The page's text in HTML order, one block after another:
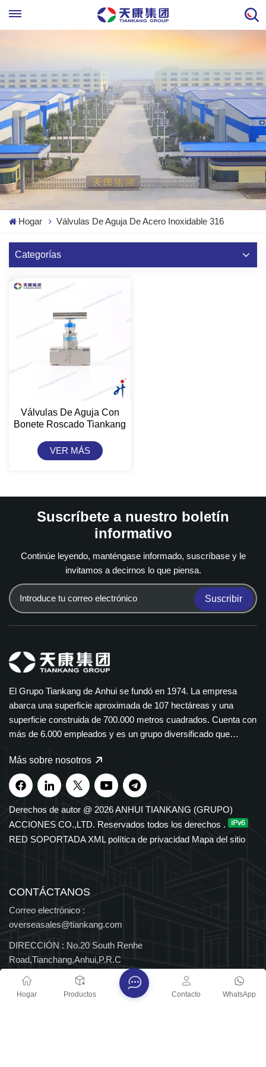
Hogar Válvulas De Aguja De Acero Inoxidable 316
Categorías
Válvulas De Aguja Con
Bonete Roscado Tiankang
VER MÁS
Suscríbete a nuestro boletín
informativo
Continúe leyendo, manténgase informado, suscríbase y le
invitamos a decirnos lo que piensa.
Suscribir
El Grupo Tiankang de Anhui se fundó en 1974. La empresa
abarca una superficie aproximada de 107 hectáreas y una
superficie construida de 700.000 metros cuadrados. Cuenta con
más de 6.000 empleados y es un grupo diversificado que
instrumentos y medidores, cables ópticos, productos médicos y
farmacéuticos, equipos eléctricos inteligentes y bandejas de
cables de polímero. Nuestros productos se utilizan ampliamente
en los sectores petroquímico, eléctrico, de transporte y de
nuevas energías. El Grupo cuenta con derechos de importación
y exportación independientes y ha sido reconocido durante
múltiples distinciones provinciales y nacionales.
Más sobre nosotros
Derechos de autor @ 2026 ANHUI TIANKANG (GRUPO)
ACCIONES CO.,LTD. Reservados todos los derechos .
RED SOPORTADA XML política de privacidad Mapa del sitio
CONTÁCTANOS
Correo electrónico :
overseasales@tiankang.com
DIRECCIÓN : No.20 South Renhe
Road,Tianchang,Anhui,P.R.C
Derechos de autor @ 2026 ANHUI TIANKANG (GRUPO)
Hogar Productos WhatsApp
Contacto